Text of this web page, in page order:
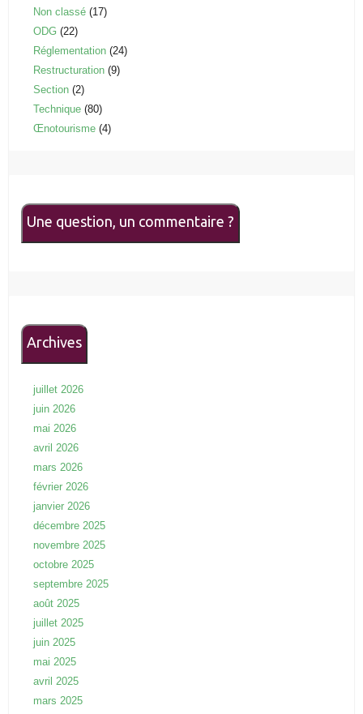
Non classé (17)
ODG (22)
Réglementation (24)
Restructuration (9)
Section (2)
Technique (80)
Œnotourisme (4)
Une question, un commentaire ?
Archives
juillet 2026
juin 2026
mai 2026
avril 2026
mars 2026
février 2026
janvier 2026
décembre 2025
novembre 2025
octobre 2025
septembre 2025
août 2025
juillet 2025
juin 2025
mai 2025
avril 2025
mars 2025